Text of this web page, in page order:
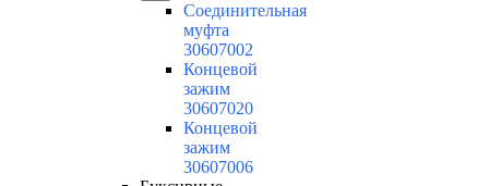
Соединительная
муфта
30607002
Концевой
зажим
30607020
Концевой
зажим
30607006